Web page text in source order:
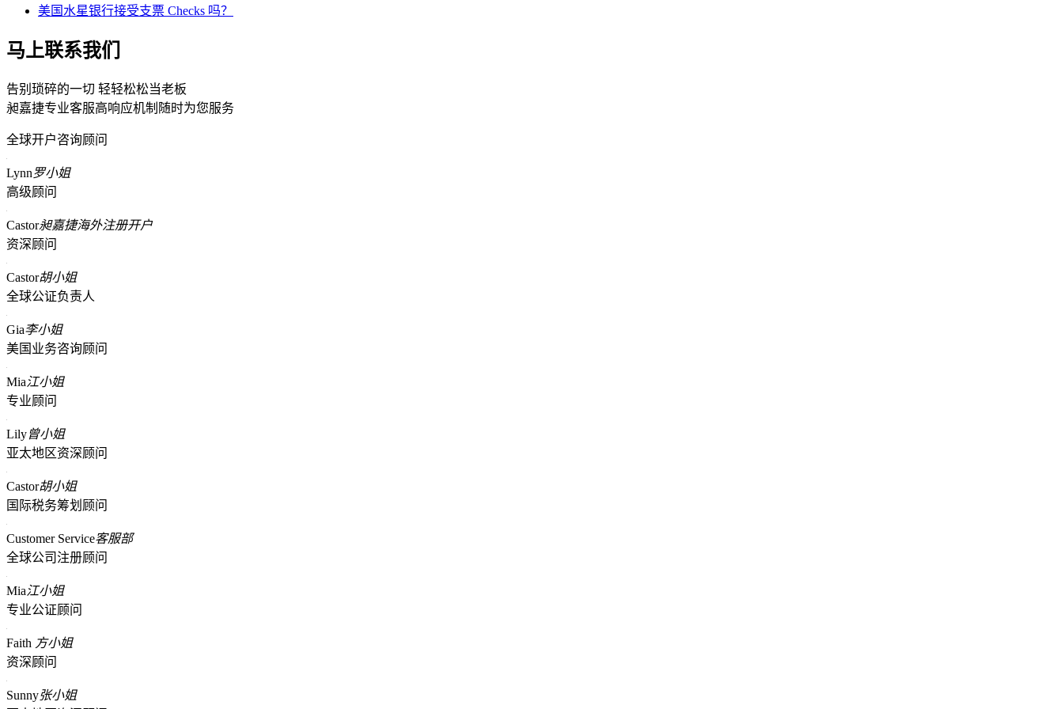
美国水星银行接受支票 Checks 吗？
马上联系我们
告别琐碎的一切 轻轻松松当老板
昶嘉捷专业客服高响应机制随时为您服务
全球开户咨询顾问
Lynn罗小姐
高级顾问
Castor昶嘉捷海外注册开户
资深顾问
Castor胡小姐
全球公证负责人
Gia李小姐
美国业务咨询顾问
Mia江小姐
专业顾问
Lily曾小姐
亚太地区资深顾问
Castor胡小姐
国际税务筹划顾问
Customer Service客服部
全球公司注册顾问
Mia江小姐
专业公证顾问
Faith 方小姐
资深顾问
Sunny张小姐